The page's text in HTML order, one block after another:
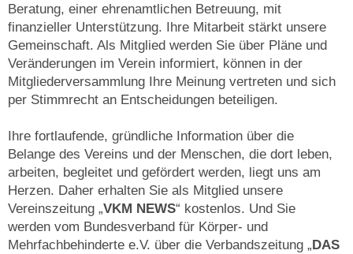
Beratung, einer ehrenamtlichen Betreuung, mit
finanzieller Unterstützung. Ihre Mitarbeit stärkt unsere
Gemeinschaft. Als Mitglied werden Sie über Pläne und
Veränderungen im Verein informiert, können in der
Mitgliederversammlung Ihre Meinung vertreten und sich
per Stimmrecht an Entscheidungen beteiligen.
Ihre fortlaufende, gründliche Information über die
Belange des Vereins und der Menschen, die dort leben,
arbeiten, begleitet und gefördert werden, liegt uns am
Herzen. Daher erhalten Sie als Mitglied unsere
Vereinszeitung „VKM NEWS“ kostenlos. Und Sie
werden vom Bundesverband für Körper- und
Mehrfachbehinderte e.V. über die Verbandszeitung „DAS